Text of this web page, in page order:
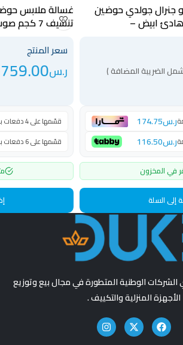
ملابس 10 كيلو جنرال جولدي حوضين
هادئ ابيض –
الضريبة المضافة )
ر.س174.75
ر.س116.50
في المخزون
إلى السلة
تنشيف 7
GGWMTT12WB
سعر المنتج
ر.س759.00
قسّمها على 4 دفعات بقيمة
قسّمها على 6 دفعات بقيمة
الوطنية المتطورة في مجال بيع وتوزيع
الأجهزة المنزلية والتكييف .